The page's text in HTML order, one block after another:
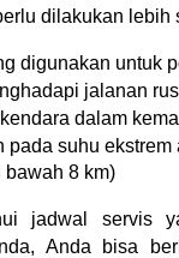
dilakukan lebih
digunakan untuk
jalanan
dalam
pada suhu ekstrem
bawah 8 km)
jadwal servis
Anda bisa